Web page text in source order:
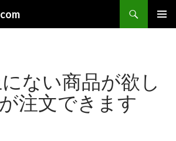
ない商品が欲し
注文できます